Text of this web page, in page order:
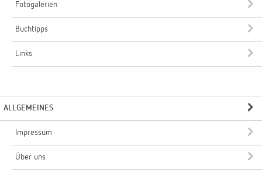
Fotogalerien
Buchtipps
Links
ALLGEMEINES
Impressum
Über uns